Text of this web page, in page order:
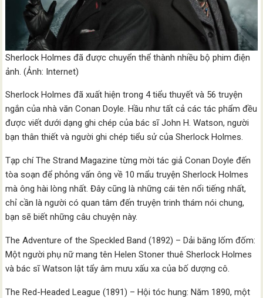
Sherlock Holmes đã được chuyển thể thành nhiều bộ phim điện
ảnh. (Ảnh: Internet)
Sherlock Holmes đã xuất hiện trong 4 tiểu thuyết và 56 truyện
ngắn của nhà văn Conan Doyle. Hầu như tất cả các tác phẩm đều
được viết dưới dạng ghi chép của bác sĩ John H. Watson, người
bạn thân thiết và người ghi chép tiểu sử của Sherlock Holmes.
Tạp chí The Strand Magazine từng mời tác giả Conan Doyle đến
tòa soạn để phỏng vấn ông về 10 mẩu truyện Sherlock Holmes
mà ông hài lòng nhất. Đây cũng là những cái tên nổi tiếng nhất,
chỉ cần là người có quan tâm đến truyện trinh thám nói chung,
bạn sẽ biết những câu chuyện này.
The Adventure of the Speckled Band (1892) – Dải băng lốm đốm:
Một người phụ nữ mang tên Helen Stoner thuê Sherlock Holmes
và bác sĩ Watson lật tẩy âm mưu xấu xa của bố dượng cô.
The Red-Headed League (1891) – Hội tóc hung: Năm 1890, một